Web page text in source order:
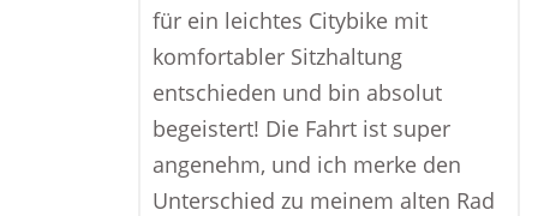
für ein leichtes Citybike mit
komfortabler Sitzhaltung
entschieden und bin absolut
begeistert! Die Fahrt ist super
angenehm, und ich merke den
Unterschied zu meinem alten Rad